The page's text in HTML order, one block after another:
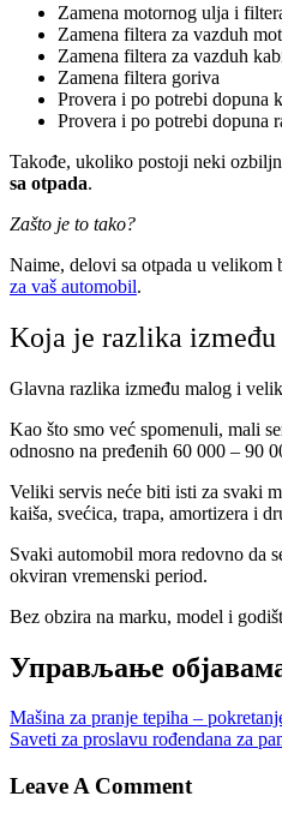
Zamena motornog ulja i
Zamena filtera za vazduh
Zamena filtera za vazduh
Zamena filtera goriva
Provera i po potrebi dopuna
Provera i po potrebi dopuna
Takođe, ukoliko postoji neki
sa otpada.
Zašto je to tako?
Naime, delovi sa otpada u velikom
za vaš automobil.
Koja je razlika
Glavna razlika između malog i
Kao što smo već spomenuli, mali
odnosno na pređenih 60 000 – 90
Veliki servis neće biti isti za svaki
kaiša, svećica, trapa, amortizera i
Svaki automobil mora redovno da
okviran vremenski period.
Bez obzira na marku, model i
Управљање
Mašina za pranje tepiha –
Saveti za proslavu rođendana za
Leave A Comment